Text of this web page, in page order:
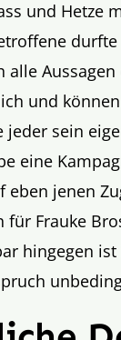
und Hetze
und
sein
eine
eben jenen
Frauke
hingegen